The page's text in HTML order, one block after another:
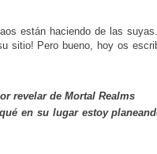
están haciendo de las
sitio! Pero bueno, hoy os
revelar de Mortal Realms
en su lugar estoy